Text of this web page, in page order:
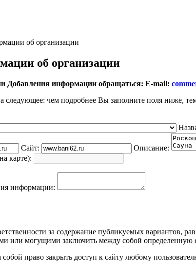
об организации
об организации
Добавления информации обращаться: E-mail:
чем подробнее Вы заполните поля ниже,
Сайт: Описание:
карте):
информации:
за содержание публикуемых вариантов,
или могущими заключить между собой определенную
собой право закрыть доступ к сайту любому